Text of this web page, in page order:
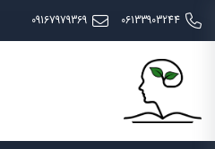
06133903244
09167979369